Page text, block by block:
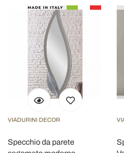
all'altezza del prodotto.
VIADURINI DECOR
Specchio da parete